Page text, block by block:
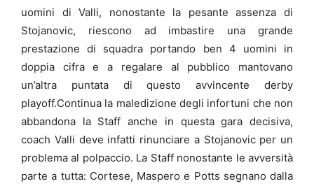
uomini di Valli, nonostante la pesante assenza di
Stojanovic, riescono ad imbastire una grande
prestazione di squadra portando ben 4 uomini in
doppia cifra e a regalare al pubblico mantovano
un’altra puntata di questo avvincente derby
playoff.Continua la maledizione degli infortuni che non
abbandona la Staff anche in questa gara decisiva,
coach Valli deve infatti rinunciare a Stojanovic per un
problema al polpaccio. La Staff nonostante le avversità
parte a tutta: Cortese, Maspero e Potts segnano dalla